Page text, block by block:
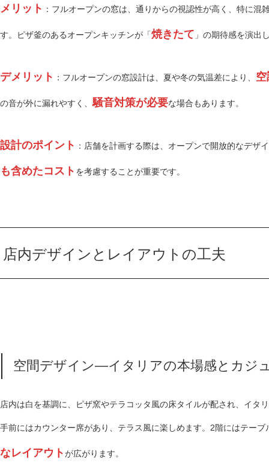
メリット ：フルオープンの窓は、通りからの視認性が高く、特に
す。ピザ釜のあるオープンキッチンが「焼きたて 」の期待感を演出
デメリット ：フルオープンの窓設計は、夏や冬の気温差により、
の音が外に漏れやすく、騒音対策が必要な場合もあります。
設計のポイント ：店舗を計画する際は、オープンで開放的なデザ
も含めたコスト を考慮することが重要です。
店内デザインとレイアウトの工夫
空間デザイン—イタリアの本場感とカジ
店内は白を基調に、ピザ窯やテラコッタ風の床タイルが配され、イタ
手前にはカウンター席があり、テラス風に楽しめます。2階にはテー
なレイアウトが広がります。